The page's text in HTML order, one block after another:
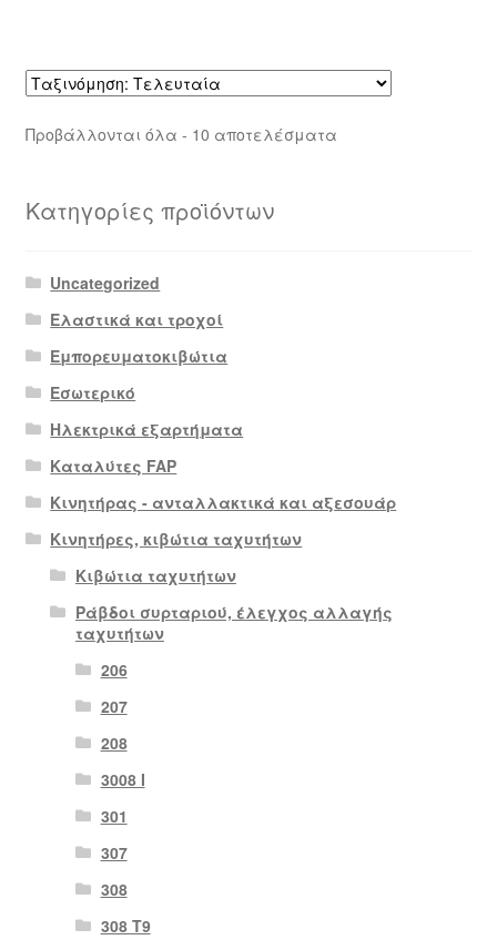
Προβάλλονται όλα - 10 αποτελέσματαSorted
Κατηγορίες προϊόντων
Uncategorized
Ελαστικά και τροχοί
Εμπορευματοκιβώτια
Εσωτερικό
Ηλεκτρικά εξαρτήματα
Καταλύτες FAP
Κινητήρας - ανταλλακτικά και αξεσουάρ
Κινητήρες, κιβώτια ταχυτήτων
Κιβώτια ταχυτήτων
Ράβδοι συρταριού, έλεγχος αλλαγής
ταχυτήτων
206
207
208
3008 Ι
301
307
308
308 Τ9